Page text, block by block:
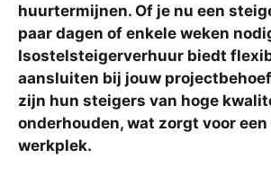
huurtermijnen. Of je nu een
paar dagen of enkele weken
Isostelsteigerverhuur biedt
aansluiten bij jouw
zijn hun steigers van hoge
onderhouden, wat zorgt voor
werkplek.